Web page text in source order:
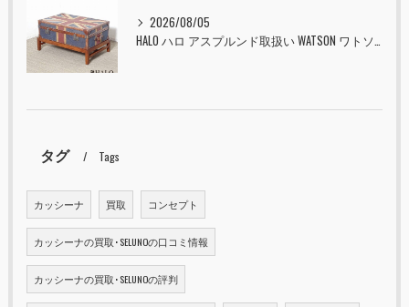
2026/08/05
タグ Tags
カッシーナ 買取 コンセプト
カッシーナの買取･SELUNOの口コミ情報
カッシーナの買取･SELUNOの評判